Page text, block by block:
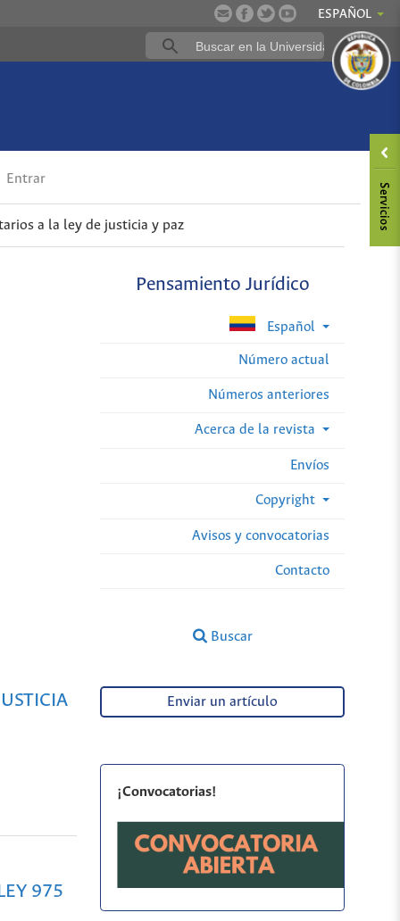
ESPAÑOL
Entrar
a la ley de justicia y paz
Pensamiento Jurídico
Español
Número actual
Números anteriores
Acerca de la revista
Envíos
Copyright
Avisos y convocatorias
Contacto
Buscar
975
Enviar un artículo
¡Convocatorias!